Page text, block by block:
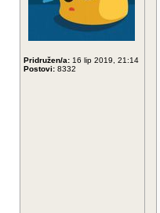
Pridružen/a: 16 lip 2019, 21:14
Postovi: 8332